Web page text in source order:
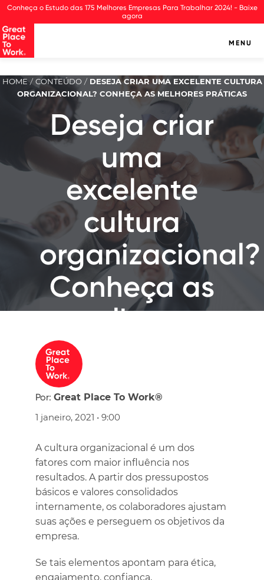
Observação:
site
inclui
um
sistema
de
assistência
acessibilidade.
Conheça o Estudo das 175 Melhores Empresas Para Trabalhar 2024! - Baixe
agora
MENU
HOME/ CONTEÚDO/ DESEJA CRIAR UMA EXCELENTE CULTURA
ORGANIZACIONAL? CONHEÇA AS MELHORES PRÁTICAS
Deseja criar
uma
excelente
cultura
organizacional?
Conheça as
melhores
práticas
Por: Great Place To Work®
1 janeiro, 2021 • 9:00
A cultura organizacional é um dos
fatores com maior influência nos
resultados. A partir dos pressupostos
básicos e valores consolidados
internamente, os colaboradores ajustam
suas ações e perseguem os objetivos da
empresa.
Se tais elementos apontam para ética,
engajamento, confiança,